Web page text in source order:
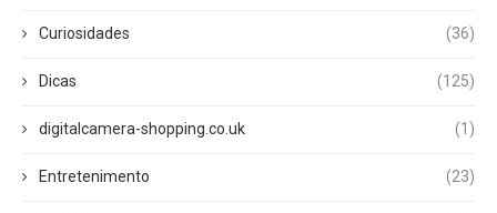
Curiosidades (36)
Dicas (125)
digitalcamera-shopping.co.uk (1)
Entretenimento (23)